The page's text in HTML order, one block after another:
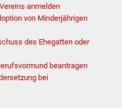
und Parteien
Vereine
Süßener Vereine
anmelden
von Minderjährigen
des Ehegatten oder
beantragen
bei